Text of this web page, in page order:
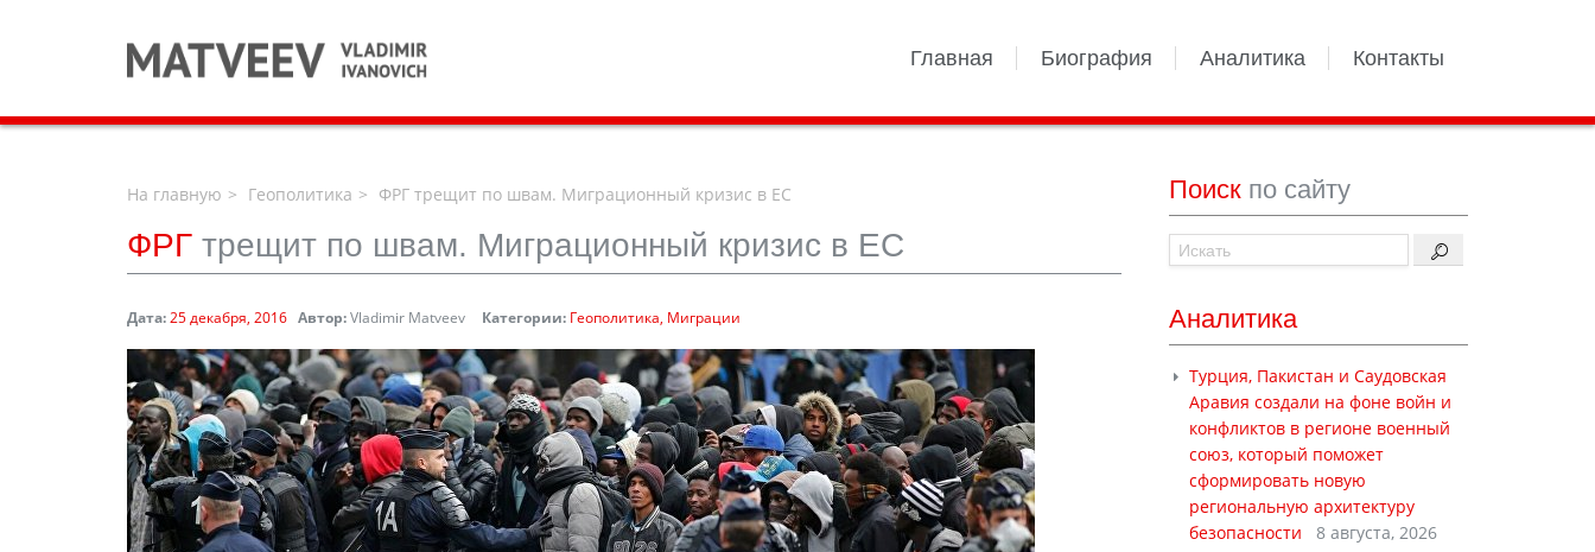
Главная Биография Аналитика Контакты
На главную Геополитика ФРГ трещит по швам. Миграционный кризис в ЕС
ФРГ трещит по швам. Миграционный кризис в ЕС
Дата:25 декабря, 2016 Автор:Vladimir Matveev Категории: Геополитика Миграции
Поиск по сайту
Аналитика
Турция, Пакистан и Саудовская
Аравия создали на фоне войн и
конфликтов в регионе военный
союз, который поможет
сформировать новую
региональную архитектуру
безопасности
8 августа, 2026